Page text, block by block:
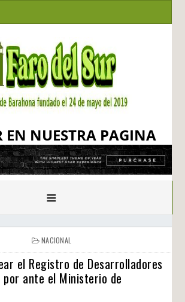
EN NUESTRA PAGINA
≡
NACIONAL
el Registro de Desarrolladores
ante el Ministerio de